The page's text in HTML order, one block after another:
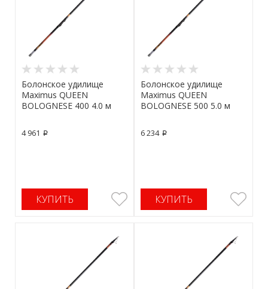
Болонское удилище
Maximus QUEEN
BOLOGNESE 400 4.0 м
4 961 p
КУПИТЬ
Болонское удилище
Maximus QUEEN
BOLOGNESE 500 5.0 м
6 234 p
КУПИТЬ